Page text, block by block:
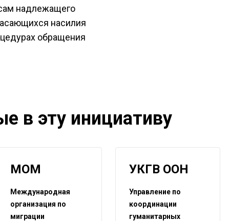
надлежащего
насилия
обращения
в эту инициативу
МОМ
Международная
организация по
миграции
УКГВ ООН
Управление по
координации
гуманитарных